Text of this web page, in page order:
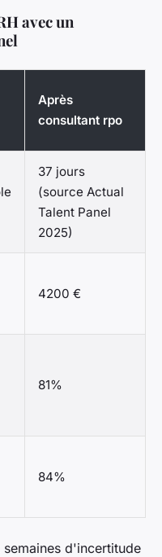
avec un
Après
consultant rpo
37 jours
(source Actual
Talent Panel
2025)
4200 €
81%
84%
d'incertitude